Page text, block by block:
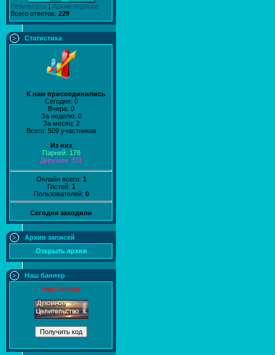
Результаты | Архив опросов
Всего ответов: 229
Статистика
К нам присоединились
Сегодня: 0
Вчера: 0
За неделю: 0
За месяц: 2
Всего: 509 участников
Из них
Парней: 178
Девушек: 331
Онлайн всего: 1
Гостей: 1
Пользователей: 0
Сегодня заходили
Архив записей
Открыть архив
Наш баннер
Наш баннер: